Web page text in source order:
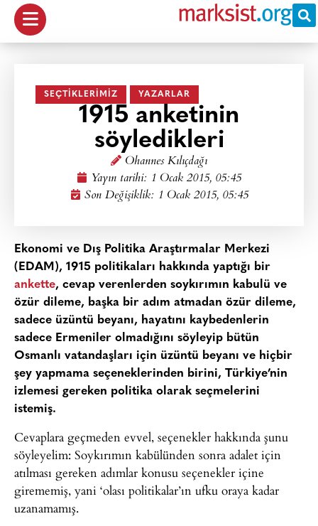
SEÇTIKLERIMIZ YAZARLAR
1915 anketinin
söyledikleri
Ohannes Kılıçdağı
Yayın tarihi: 1 Ocak 2015, 05:45
Son Değişiklik: 1 Ocak 2015, 05:45
Ekonomi ve Dış Politika Araştırmalar Merkezi
(EDAM), 1915 politikaları hakkında yaptığı bir
ankette, cevap verenlerden soykırımın kabulü ve
özür dileme, başka bir adım atmadan özür dileme,
sadece üzüntü beyanı, hayatını kaybedenlerin
sadece Ermeniler olmadığını söyleyip bütün
Osmanlı vatandaşları için üzüntü beyanı ve hiçbir
şey yapmama seçeneklerinden birini, Türkiye’nin
izlemesi gereken politika olarak seçmelerini
istemiş.
Cevaplara geçmeden evvel, seçenekler hakkında şunu
söyleyelim: Soykırımın kabülünden sonra adalet için
atılması gereken adımlar konusu seçenekler içine
girememiş, yani ‘olası politikalar’ın ufku oraya kadar
uzanamamış.